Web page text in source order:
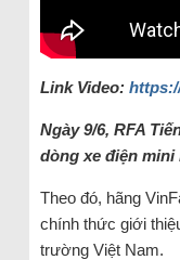
Link Video:
Ngày 9/6, RFA
dòng xe điện mini
Theo đó, hãng
chính thức giới
trường Việt Nam.